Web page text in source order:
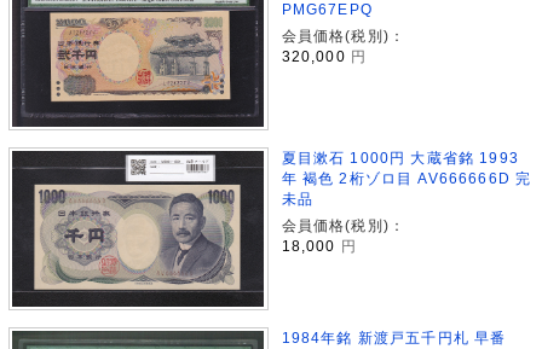
PMG67EPQ
会員価格(税別)：
320,000 円
夏目漱石 1000円 大蔵省銘 1993
年 褐色 2桁ゾロ目 AV666666D 完
未品
会員価格(税別)：
18,000
円
1984年銘 新渡戸五千円札 早番